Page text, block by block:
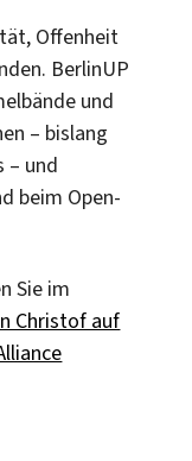
Offenheit
BerlinUP
und
– bislang
– und
beim Open-
Sie im
Christof auf